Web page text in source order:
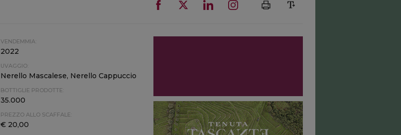
VENDEMMIA:
2022
UVAGGIO:
Nerello Mascalese, Nerello Cappuccio
BOTTIGLIE PRODOTTE:
35.000
PREZZO ALLO SCAFFALE:
€ 20,00